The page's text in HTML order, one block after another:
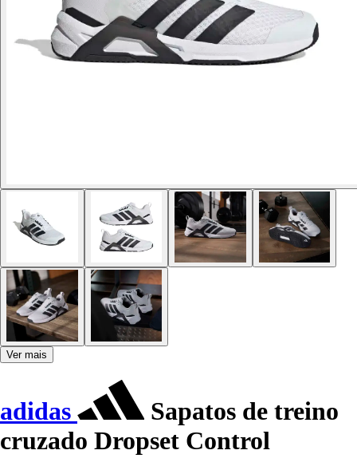
Ver mais
adidas
Sapatos de treino
cruzado Dropset Control